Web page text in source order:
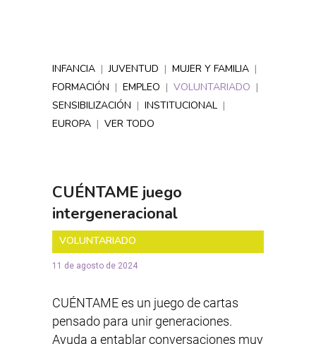
INFANCIA | JUVENTUD | MUJER Y FAMILIA |
FORMACIÓN | EMPLEO | VOLUNTARIADO |
SENSIBILIZACIÓN | INSTITUCIONAL |
EUROPA | VER TODO
CUÉNTAME juego
intergeneracional
VOLUNTARIADO
11 de agosto de 2024
CUÉNTAME es un juego de cartas
pensado para unir generaciones.
Ayuda a entablar conversaciones muy